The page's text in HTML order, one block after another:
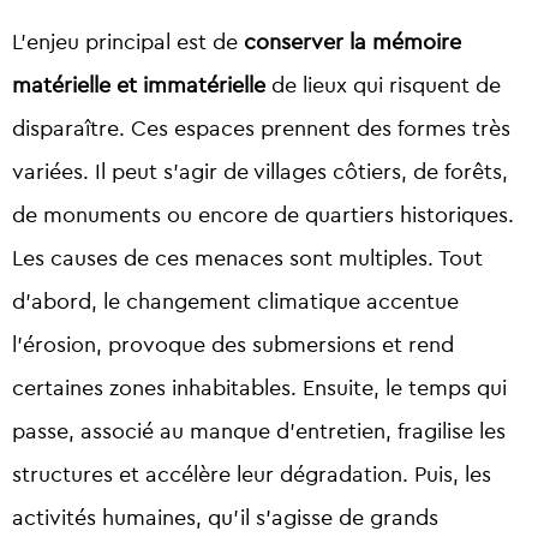
L’enjeu principal est de conserver la mémoire
matérielle et immatérielle de lieux qui risquent de
disparaître. Ces espaces prennent des formes très
variées. Il peut s’agir de villages côtiers, de forêts,
de monuments ou encore de quartiers historiques.
Les causes de ces menaces sont multiples. Tout
d’abord, le changement climatique accentue
l’érosion, provoque des submersions et rend
certaines zones inhabitables. Ensuite, le temps qui
passe, associé au manque d’entretien, fragilise les
structures et accélère leur dégradation. Puis, les
activités humaines, qu’il s’agisse de grands